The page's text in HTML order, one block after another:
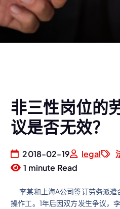
非三性岗位的
议是否无效？
2018-02-19 legal
1 minute Read
李某和上海A公司签订劳务派遣
操作工。1年后因双方发生争议，